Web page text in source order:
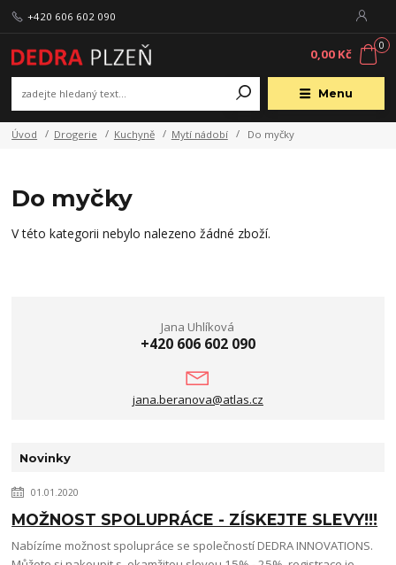
Menu
+420 606 602 090
0
0,00 Kč
Úvod Drogerie Kuchyně Mytí nádobí Do myčky
Do myčky
V této kategorii nebylo nalezeno žádné zboží.
Jana Uhlíková
+420 606 602 090
jana.beranova@atlas.cz
Novinky
01.01.2020
MOŽNOST SPOLUPRÁCE - ZÍSKEJTE SLEVY!!!
Nabízíme možnost spolupráce se společností DEDRA INNOVATIONS.